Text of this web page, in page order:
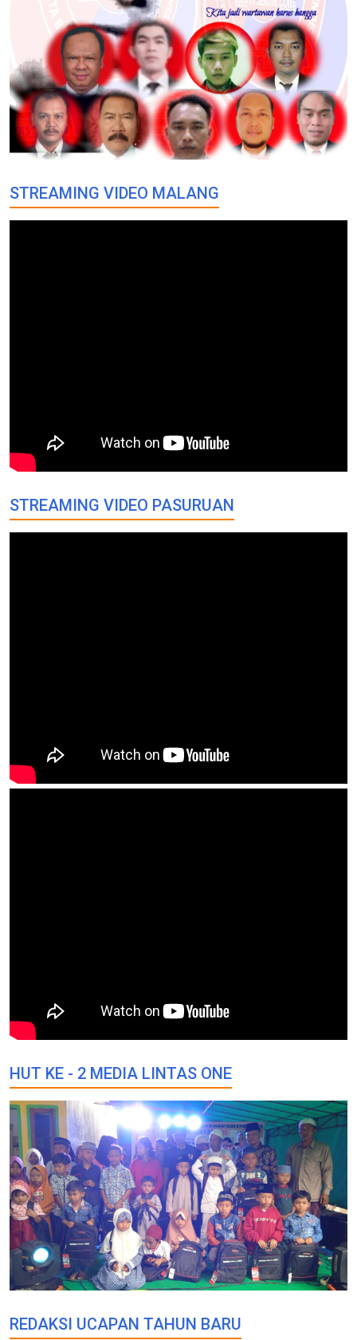
STREAMING VIDEO MALANG
STREAMING VIDEO PASURUAN
HUT KE - 2 MEDIA LINTAS ONE
REDAKSI UCAPAN TAHUN BARU